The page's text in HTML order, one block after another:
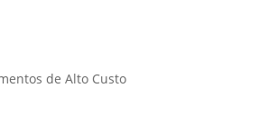
de Alto Custo